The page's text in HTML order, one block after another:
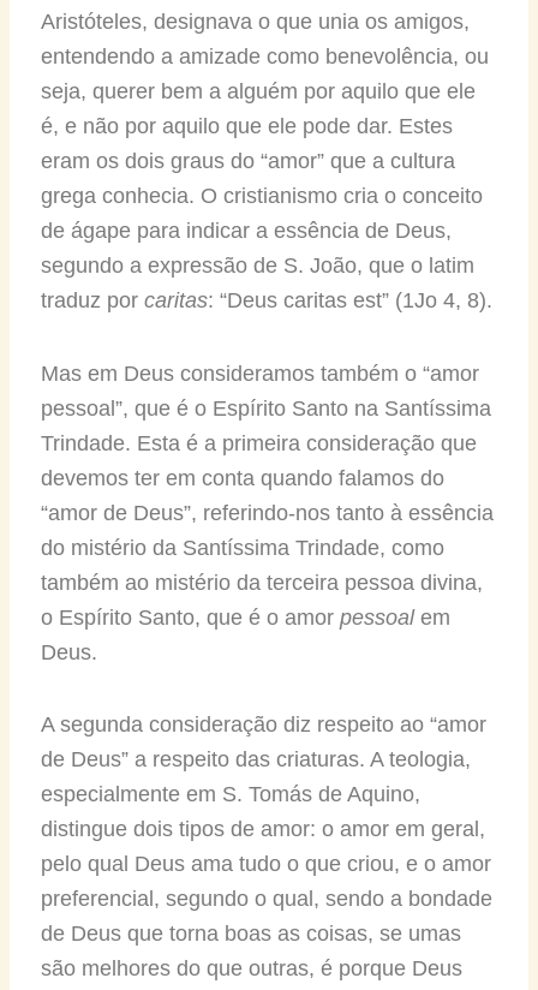
Aristóteles, designava o que unia os amigos,
entendendo a amizade como benevolência, ou
seja, querer bem a alguém por aquilo que ele
é, e não por aquilo que ele pode dar. Estes
eram os dois graus do “amor” que a cultura
grega conhecia. O cristianismo cria o conceito
de ágape para indicar a essência de Deus,
segundo a expressão de S. João, que o latim
traduz porcaritas: “Deus caritas est” (1Jo 4, 8).
Mas em Deus consideramos também o “amor
pessoal”, que é o Espírito Santo na Santíssima
Trindade. Esta é a primeira consideração que
devemos ter em conta quando falamos do
“amor de Deus”, referindo-nos tanto à essência
do mistério da Santíssima Trindade, como
também ao mistério da terceira pessoa divina,
o Espírito Santo, que é o amor pessoalem
Deus.
A segunda consideração diz respeito ao “amor
de Deus” a respeito das criaturas. A teologia,
especialmente em S. Tomás de Aquino,
distingue dois tipos de amor: o amor em geral,
pelo qual Deus ama tudo o que criou, e o amor
preferencial, segundo o qual, sendo a bondade
de Deus que torna boas as coisas, se umas
são melhores do que outras, é porque Deus